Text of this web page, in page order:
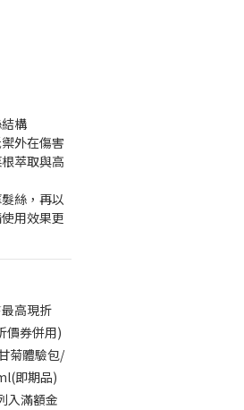
構
外在傷害
萃取與高
絲，再以
用效果更
高現折
價券併用)
菊體驗包/
即期品)
入滿額金